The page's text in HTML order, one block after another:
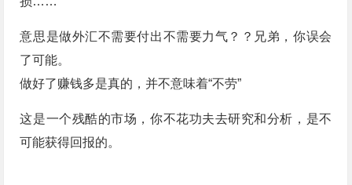
意思是做外汇不需要付出不需要力气？？兄弟，你误会
了可能。
做好了赚钱多是真的，并不意味着“不劳”
这是一个残酷的市场，你不花功夫去研究和分析，是不
可能获得回报的。